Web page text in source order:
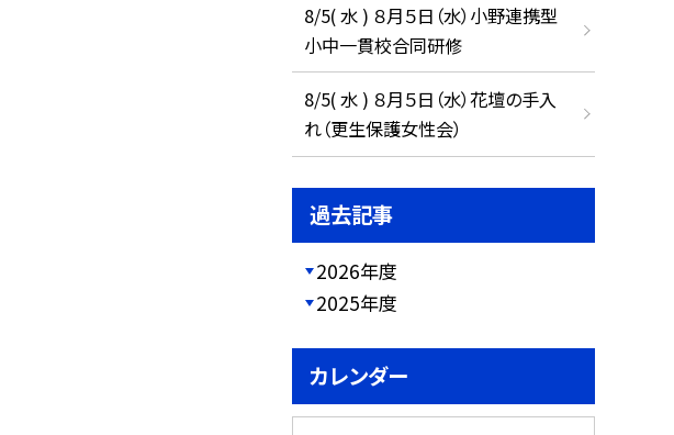
8/5( 水 ) ８月５日（水）小野連携型
小中一貫校合同研修
8/5( 水 ) ８月５日（水）花壇の手入
れ（更生保護女性会）
過去記事
2026年度
2025年度
カレンダー